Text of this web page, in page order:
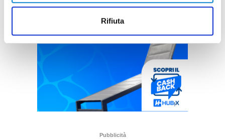
Rifiuta
Pubblicità